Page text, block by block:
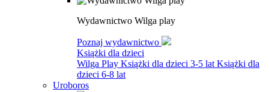
Wydawnictwo Wilga play
Poznaj wydawnictwo
Książki dla dzieci
Wilga Play Książki dla dzieci 3-5 lat Książki dla
dzieci 6-8 lat
Uroboros